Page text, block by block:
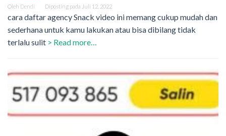
Oleh Dendi Diposting pada Juli 12, 2022
cara daftar agency Snack video ini memang cukup mudah dan
sederhana untuk kamu lakukan atau bisa dibilang tidak
terlalu sulit > Read more…